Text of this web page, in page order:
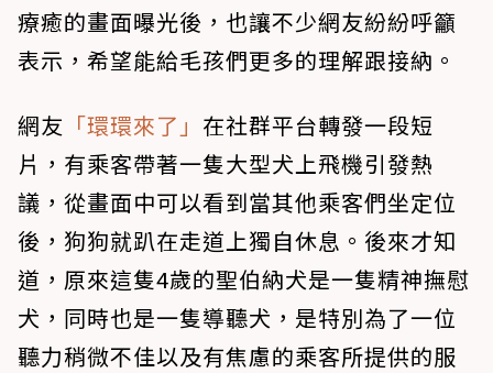
療癒的畫面曝光後，也讓不少網友紛紛呼籲
表示，希望能給毛孩們更多的理解跟接納。
網友 「環環來了」 在社群平台轉發一段短
片，有乘客帶著一隻大型犬上飛機引發熱
議，從畫面中可以看到當其他乘客們坐定位
後，狗狗就趴在走道上獨自休息。後來才知
道 ，原來這隻4歲的聖伯納犬是一隻精神撫慰
犬，同時也是一隻導聽犬，是特別為了一位
聽力稍微不佳以及有焦慮的乘客所提供的服